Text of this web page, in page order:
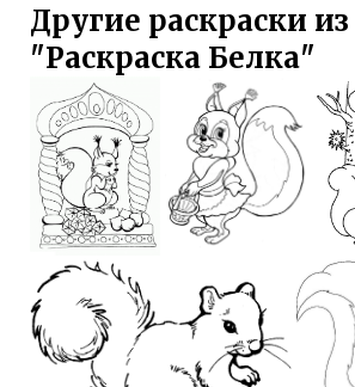
Другие раскраски
"Раскраска Белка"